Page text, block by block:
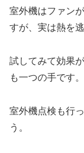
室外機はファン
すが、実は熱を
試してみて効果
も一つの手です。
室外機点検も行
う。